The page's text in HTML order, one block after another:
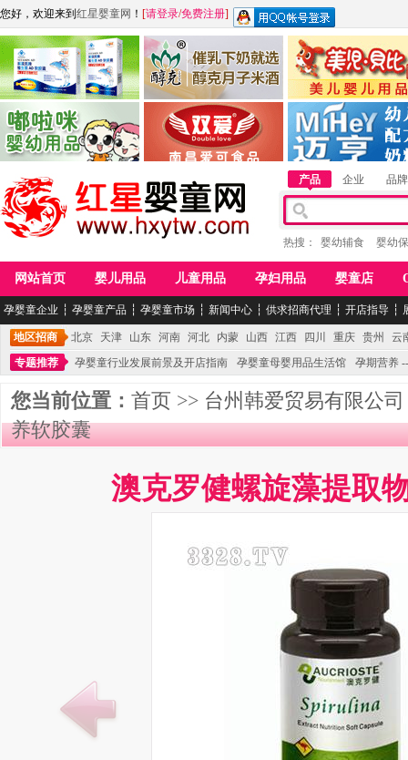
您好，欢迎来到 红星婴童网 ！ [请登录/免费注册]
江西麦嘟嘟食品有限公司
青岛嘟啦咪婴幼儿用品公司
江西醇之客月子米酒 惠州市美儿婴儿用品
湖南迈亨母婴用品有限
产品 企业 品牌
热搜： 婴幼辅食 婴幼
网站首页 婴儿用品 儿童用品 孕妇用品 婴童店
孕婴童企业 ┆ 孕婴童产品 ┆ 孕婴童市场 ┆ 新闻中心 ┆ 供求招商代理 ┆ 开店指导 ┆
地区招商 北京 天津 山东 河南 河北 内蒙 山西 江西 四川 重庆 贵州
云
专题推荐
孕婴童行业发展前景及开店指南 孕婴童母婴用品生活馆 孕期营养
您当前位置： 首页 >> 台州韩爱贸易有限公司
养软胶囊
澳克罗健螺旋藻提取